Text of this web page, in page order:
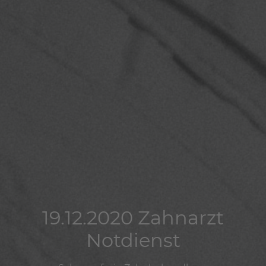
19.12.2020 Zahnarzt
Notdienst
19.12.2020 Zahnarzt
Notdienst
19.12.2020 Zahnarzt
Notdienst